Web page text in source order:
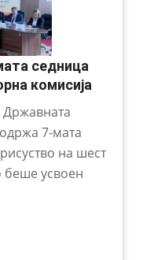
седница
комисија
Државната
7-мата
на шест
беше усвоен